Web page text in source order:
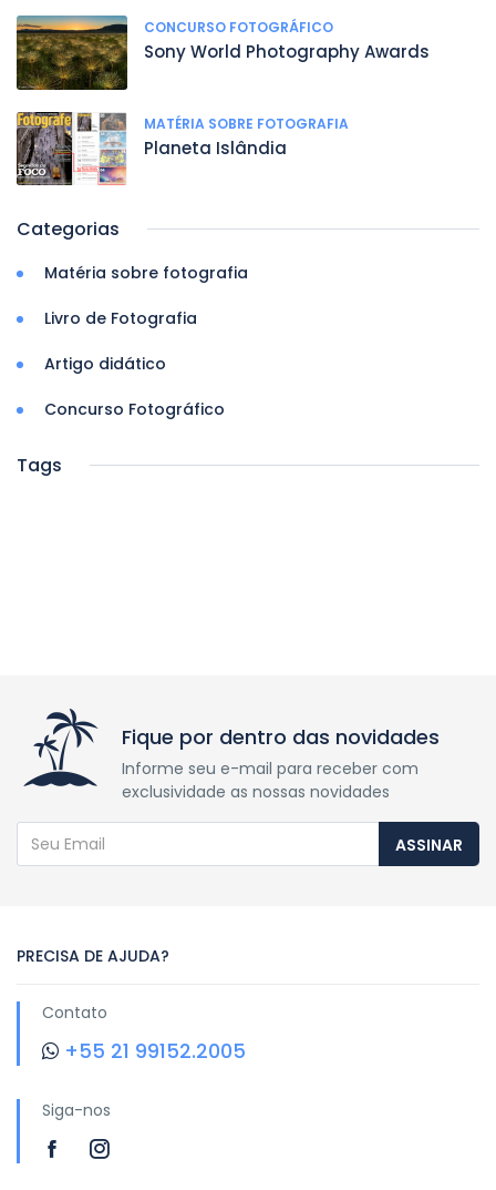
CONCURSO FOTOGRÁFICO
Sony World Photography Awards
MATÉRIA SOBRE FOTOGRAFIA
Planeta Islândia
Categorias
Matéria sobre fotografia
Livro de Fotografia
Artigo didático
Concurso Fotográfico
Tags
Fique por dentro das novidades
Informe seu e-mail para receber com
exclusividade as nossas novidades
ASSINAR
PRECISA DE AJUDA?
Contato
+55 21 99152.2005
Siga-nos